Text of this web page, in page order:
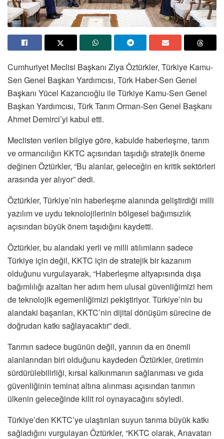
Cumhuriyet Meclisi Başkanı Ziya Öztürkler, Türkiye Kamu-
Sen Genel Başkan Yardımcısı, Türk Haber-Sen Genel
Başkanı Yücel Kazancıoğlu ile Türkiye Kamu-Sen Genel
Başkan Yardımcısı, Türk Tarım Orman-Sen Genel Başkanı
Ahmet Demirci’yi kabul etti.
Meclisten verilen bilgiye göre, kabulde haberleşme, tarım
ve ormancılığın KKTC açısından taşıdığı stratejik öneme
değinen Öztürkler, “Bu alanlar, geleceğin en kritik sektörleri
arasında yer alıyor” dedi.
Öztürkler, Türkiye’nin haberleşme alanında geliştirdiği milli
yazılım ve uydu teknolojilerinin bölgesel bağımsızlık
açısından büyük önem taşıdığını kaydetti.
Öztürkler, bu alandaki yerli ve milli atılımların sadece
Türkiye için değil, KKTC için de stratejik bir kazanım
olduğunu vurgulayarak, “Haberleşme altyapısında dışa
bağımlılığı azaltan her adım hem ulusal güvenliğimizi hem
de teknolojik egemenliğimizi pekiştiriyor. Türkiye’nin bu
alandaki başarıları, KKTC’nin dijital dönüşüm sürecine de
doğrudan katkı sağlayacaktır” dedi.
Tarımın sadece bugünün değil, yarının da en önemli
alanlarından biri olduğunu kaydeden Öztürkler, üretimin
sürdürülebilirliği, kırsal kalkınmanın sağlanması ve gıda
güvenliğinin teminat altına alınması açısından tarımın
ülkenin geleceğinde kilit rol oynayacağını söyledi.
Türkiye’den KKTC’ye ulaştırılan suyun tarıma büyük katkı
sağladığını vurgulayan Öztürkler, “KKTC olarak, Anavatan